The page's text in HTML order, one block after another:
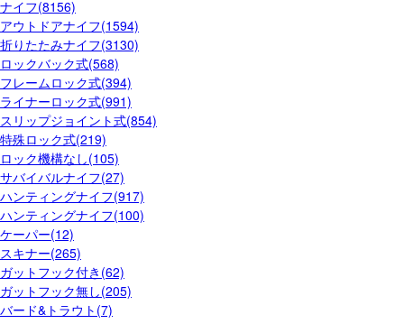
ナイフ(8156)
アウトドアナイフ(1594)
折りたたみナイフ(3130)
ロックバック式(568)
フレームロック式(394)
ライナーロック式(991)
スリップジョイント式(854)
特殊ロック式(219)
ロック機構なし(105)
サバイバルナイフ(27)
ハンティングナイフ(917)
ハンティングナイフ(100)
ケーパー(12)
スキナー(265)
ガットフック付き(62)
ガットフック無し(205)
バード&トラウト(7)